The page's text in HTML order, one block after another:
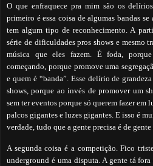
O que enfraquece pra mim são os
primeiro é essa coisa de algumas bandas
tem algum tipo de reconhecimento. A
série de dificuldades pros shows e mesmo
música que eles fazem. É foda,
começando, porque promove uma
e quem é “banda”. Esse delírio de
shows, porque ao invés de promover um
sem ter eventos porque só querem fazer em
palcos gigantes e luzes gigantes. E isso é
verdade, tudo que a gente precisa é de
A segunda coisa é a competição. Fico
underground é uma disputa. A gente tá